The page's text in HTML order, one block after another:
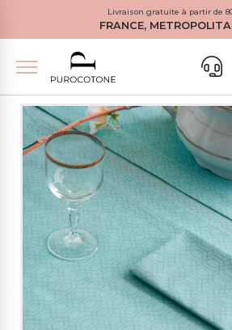
Livraison gratuite à partir de
FRANCE,